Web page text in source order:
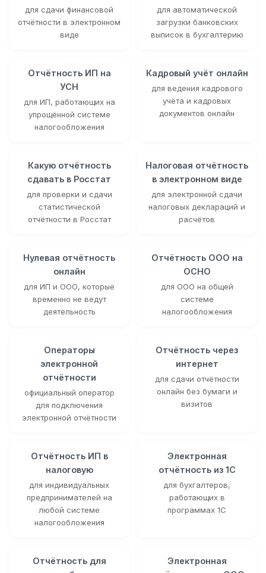
для сдачи финансовой
отчётности в электронном
виде
для автоматической
загрузки банковских
выписок в бухгалтерию
Отчётность ИП на
УСН
для ИП, работающих на
упрощённой системе
налогообложения
Кадровый учёт онлайн
для ведения кадрового
учёта и кадровых
документов онлайн
Какую отчётность
сдавать в Росстат
для проверки и сдачи
статистической
отчётности в Росстат
Налоговая отчётность
в электронном виде
для электронной сдачи
налоговых деклараций и
расчётов
Нулевая отчётность
онлайн
для ИП и ООО, которые
временно не ведут
деятельность
Отчётность ООО на
ОСНО
для ООО на общей
системе
налогообложения
Операторы
электронной
отчётности
официальный оператор
для подключения
электронной отчётности
Отчётность через
интернет
для сдачи отчётности
онлайн без бумаги и
визитов
Отчётность ИП в
налоговую
для индивидуальных
предпринимателей на
любой системе
налогообложения
Электронная
отчётность из 1С
для бухгалтеров,
работающих в
программах 1С
Отчётность для
Электронная